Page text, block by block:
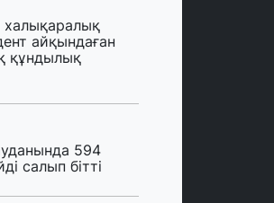
халықаралық
айқындаған
құндылық
594
салып бітті